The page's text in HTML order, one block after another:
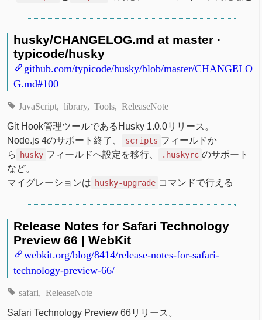
husky/CHANGELOG.md at master ·
typicode/husky
github.com/typicode/husky/blob/master/CHANGELO
G.md#100
JavaScript library Tools ReleaseNote
Git Hook管理ツールであるHusky 1.0.0リリース。
Node.js 4のサポート終了、
scripts フィールドか
ら
husky フィールドへ設定を移行、 .huskyrc のサポート
など。
マイグレーションは husky-upgrade コマンドで行える
Release Notes for Safari Technology
Preview 66 | WebKit
webkit.org/blog/8414/release-notes-for-safari-
technology-preview-66/
safari ReleaseNote
Safari Technology Preview 66リリース。